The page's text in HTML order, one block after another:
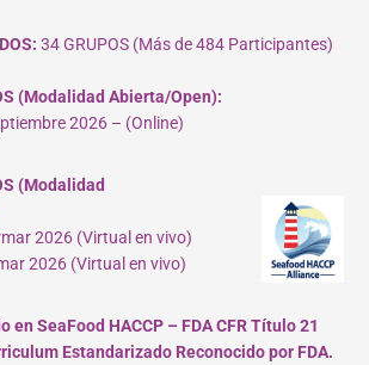
34 GRUPOS (Más de 484 Participantes)
(Modalidad Abierta/Open):
2026 – (Online)
(Modalidad
2026 (Virtual en vivo)
2026 (Virtual en vivo)
en SeaFood HACCP – FDA CFR Título 21
Estandarizado Reconocido por FDA.